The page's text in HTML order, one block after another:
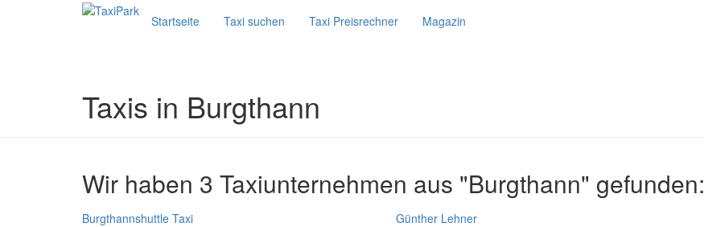
Startseite Taxi suchen Taxi Preisrechner Magazin
Taxis in Burgthann
Wir haben 3 Taxiunternehmen aus "Burgthann" gefunden:
Burgthannshuttle Taxi
Günther Lehner